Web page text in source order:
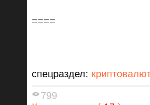
====
спецраздел:
799